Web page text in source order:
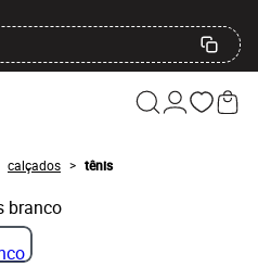
calçados > tênis